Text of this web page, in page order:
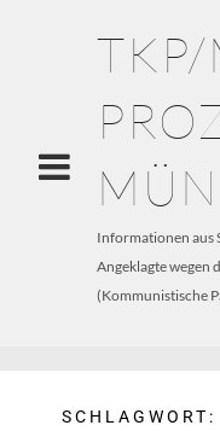
Informationen aus
Angeklagte wegen
(Kommunistische
SCHLAGWORT: